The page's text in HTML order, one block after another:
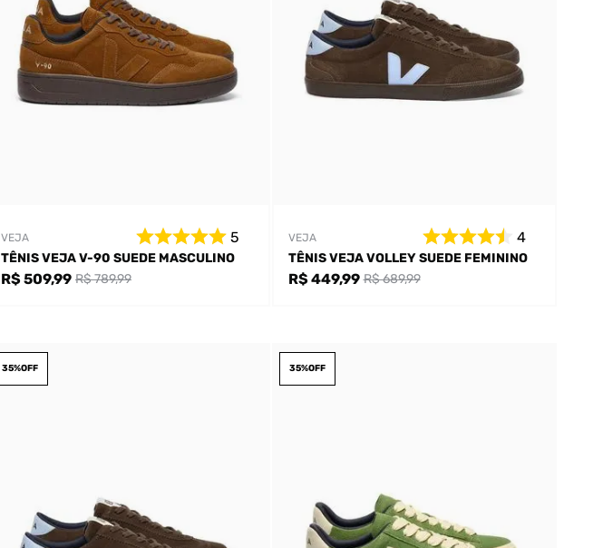
VEJA 5
TÊNIS VEJA V-90 SUEDE MASCULINO
R$ 509,99 R$ 789,99
VEJA 4
TÊNIS VEJA VOLLEY SUEDE FEMININO
R$ 449,99 R$ 689,99
35%OFF 35%OFF